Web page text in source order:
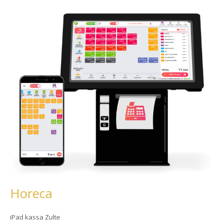
Horeca
iPad kassa Zulte